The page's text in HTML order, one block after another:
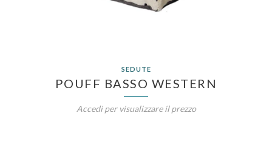
SEDUTE
POUFF BASSO WESTERN
Accedi per visualizzare il prezzo